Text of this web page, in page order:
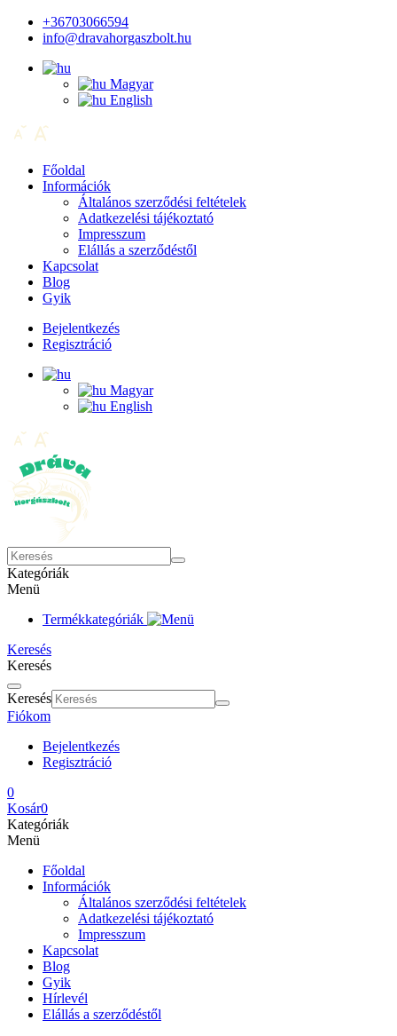
+36703066594
info@dravahorgaszbolt.hu
Magyar
English
Főoldal
Információk
Általános szerződési feltételek
Adatkezelési tájékoztató
Impresszum
Elállás a szerződéstől
Kapcsolat
Blog
Gyik
Bejelentkezés
Regisztráció
Magyar
English
Kategóriák
Menü
Termékkategóriák
Keresés
Keresés
Keresés
Fiókom
Bejelentkezés
Regisztráció
0
Kosár0
Kategóriák
Menü
Főoldal
Információk
Általános szerződési feltételek
Adatkezelési tájékoztató
Impresszum
Kapcsolat
Blog
Gyik
Hírlevél
Elállás a szerződéstől